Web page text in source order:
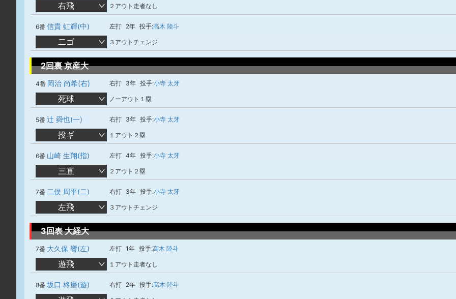
右飛 ２アウト走者なし
6番 信貴 虹輝(中) 左打 2年 投手:高木 陸斗
二ゴ ３アウトチェンジ
2回裏 京産大
4番 岡治 尚希(右) 右打 3年 投手:小寺 太牙
死球 ノーアウト１塁
5番 辻 舜也(一) 右打 3年 投手:小寺 太牙
投ギ １アウト２塁
6番 山崎 生翔(指) 左打 4年 投手:小寺 太牙
三直 ２アウト２塁
7番 二俣 周平(二) 右打 3年 投手:小寺 太牙
左飛 ３アウトチェンジ
3回表 大経大
7番 大久保 響(左) 左打 1年 投手:高木 陸斗
遊飛 １アウト走者なし
8番 坂口 柊磨(遊) 右打 2年 投手:高木 陸斗